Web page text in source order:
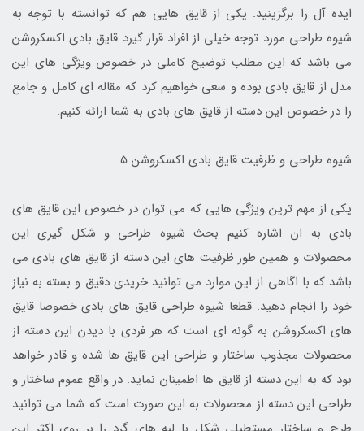
ایده آل را برگزینید. یکی از قایق هایی هم که توانسته با توجه به
شیوه طراحی مورد توجه خیلی از افراد قرار گیرد قایق بادی اکسکروشن
می باشد که این مطلب توضیح کاملی در خصوص ویژگی های این
مدل از قایق بادی بوده و سعی خواهیم کرد که مقاله ای کامل و جامع
را در خصوص این دسته از قایق های بادی به شما ارائه کنیم.
شیوه طراحی و ظرفیت قایق بادی اکسکروشن ۵
یکی از مهم ترین ویژگی هایی که می توان در خصوص این قایق های
بادی به ان اشاره کنیم بحث شیوه طراحی و شکل گیری این
محصولات و همین طور ظرفیت های این دسته از قایق های بادی می
باشد که با اگاهی از این موارد می توانید خریدی دقیق و بسته به نیاز
خود را انجام دهید. قطعا شیوه طراحی قایق های بادی خصوصا قایق
های اکسکروشن به گونه ای است که هر فردی با دیدن این دسته از
محصولات مجذوب ساختار و طراحی این قایق ها شده و قادر خواهد
بود که به این دسته از قایق ها اطمینان نماید. در واقع عموم ساختار و
طراحی این دسته از محصولات به این صورت است که شما می توانید